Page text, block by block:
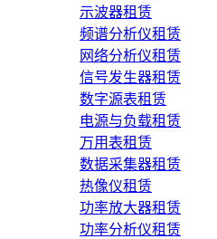
示波器租赁
频谱分析仪租赁
网络分析仪租赁
信号发生器租赁
数字源表租赁
电源与负载租赁
万用表租赁
数据采集器租赁
热像仪租赁
功率放大器租赁
功率分析仪租赁